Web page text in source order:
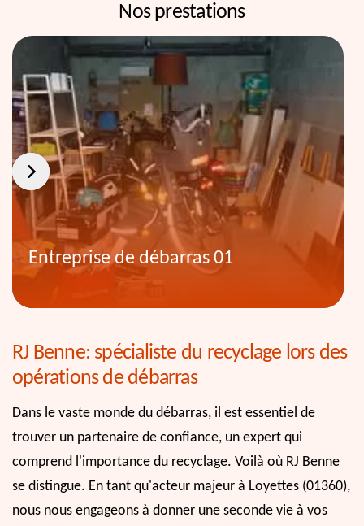
Nos prestations
Entreprise de débarras 01
RJ Benne: spécialiste du recyclage lors des
opérations de débarras
Dans le vaste monde du débarras, il est essentiel de
trouver un partenaire de confiance, un expert qui
comprend l'importance du recyclage. Voilà où RJ Benne
se distingue. En tant qu'acteur majeur à Loyettes (01360),
nous nous engageons à donner une seconde vie à vos